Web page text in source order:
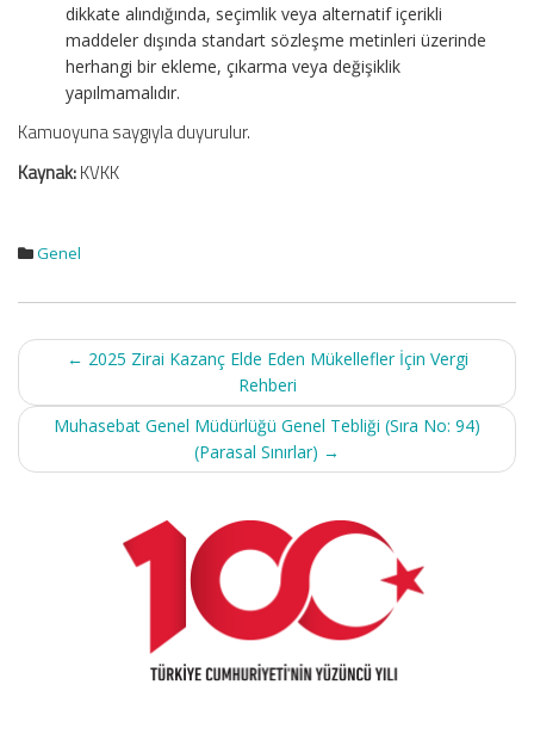
dikkate alındığında, seçimlik veya alternatif içerikli
maddeler dışında standart sözleşme metinleri üzerinde
herhangi bir ekleme, çıkarma veya değişiklik
yapılmamalıdır.
Kamuoyuna saygıyla duyurulur.
Kaynak:KVKK
Genel
Post
navigation
← 2025 Zirai Kazanç Elde Eden Mükellefler İçin Vergi
Rehberi
Muhasebat Genel Müdürlüğü Genel Tebliği (Sıra No: 94)
(Parasal Sınırlar) →